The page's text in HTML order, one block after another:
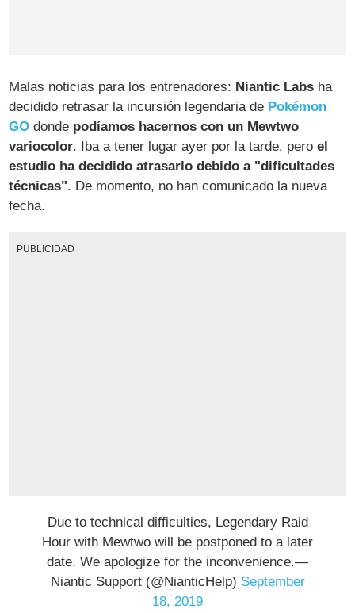
Malas noticias para los entrenadores: Niantic Labs ha
decidido retrasar la incursión legendaria de Pokémon
GO donde podíamos hacernos con un Mewtwo
variocolor. Iba a tener lugar ayer por la tarde, peroel
estudio ha decidido atrasarlo debido a "dificultades
técnicas". De momento, no han comunicado la nueva
fecha.
PUBLICIDAD
Due to technical difficulties, Legendary Raid
Hour with Mewtwo will be postponed to a later
date. We apologize for the inconvenience.—
Niantic Support (@NianticHelp) September
18, 2019